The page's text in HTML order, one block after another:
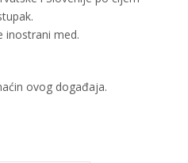
inostrani med.
ovog događaja.